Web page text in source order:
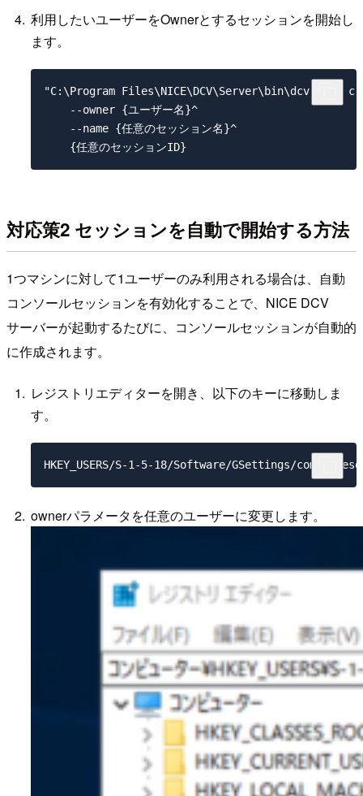
利用したいユーザーをOwnerとするセッションを開始し
ます。
"C:\Program Files\NICE\DCV\Server\bin\dcv.exe"
    --owner {ユーザー名}^
    --name {任意のセッション名}^
対応策2 セッションを自動で開始する方法
1つマシンに対して1ユーザーのみ利用される場合は、自動
コンソールセッションを有効化することで、NICE DCV
サーバーが起動するたびに、コンソールセッションが自動的
に作成されます。
レジストリエディターを開き、以下のキーに移動しま
す。
ownerパラメータを任意のユーザーに変更します。